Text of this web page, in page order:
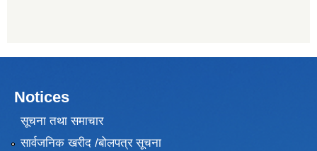
Notices
सूचना तथा समाचार
सार्वजनिक खरीद /बोलपत्र सूचना